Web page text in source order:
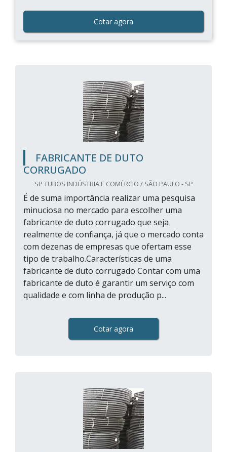
Cotar agora
FABRICANTE DE DUTO
CORRUGADO
SP TUBOS INDÚSTRIA E COMÉRCIO / SÃO PAULO - SP
É de suma importância realizar uma pesquisa
minuciosa no mercado para escolher uma
fabricante de duto corrugado que seja
realmente de confiança, já que o mercado conta
com dezenas de empresas que ofertam esse
tipo de trabalho.Características de uma
fabricante de duto corrugado Contar com uma
fabricante de duto é garantir um serviço com
qualidade e com linha de produção p...
Cotar agora